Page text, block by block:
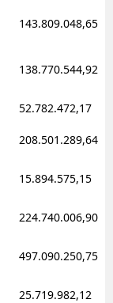
143.809.048,65
138.770.544,92
52.782.472,17
208.501.289,64
15.894.575,15
224.740.006,90
497.090.250,75
25.719.982,12